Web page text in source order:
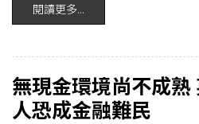
閱讀更多...
無現金環境尚不成
人恐成金融難民